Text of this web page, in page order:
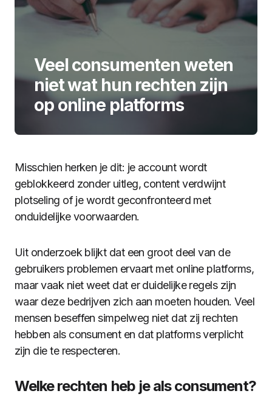
Veel consumenten weten
niet wat hun rechten zijn
op online platforms
Misschien herken je dit: je account wordt
geblokkeerd zonder uitleg, content verdwijnt
plotseling of je wordt geconfronteerd met
onduidelijke voorwaarden.
Uit onderzoek blijkt dat een groot deel van de
gebruikers problemen ervaart met online platforms,
maar vaak niet weet dat er duidelijke regels zijn
waar deze bedrijven zich aan moeten houden. Veel
mensen beseffen simpelweg niet dat zij rechten
hebben als consument en dat platforms verplicht
zijn die te respecteren.
Welke rechten heb je als consument?